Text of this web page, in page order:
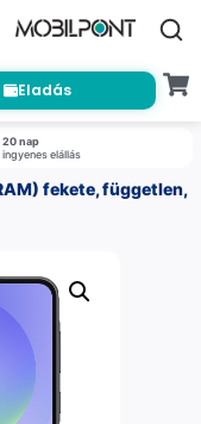
Eladás
20 nap
ingyenes elállás
fekete, független,